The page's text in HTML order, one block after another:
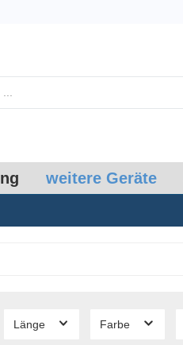
weitere Geräte
Länge Farbe